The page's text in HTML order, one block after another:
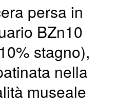
persa in
BZn10
stagno),
nella
museale